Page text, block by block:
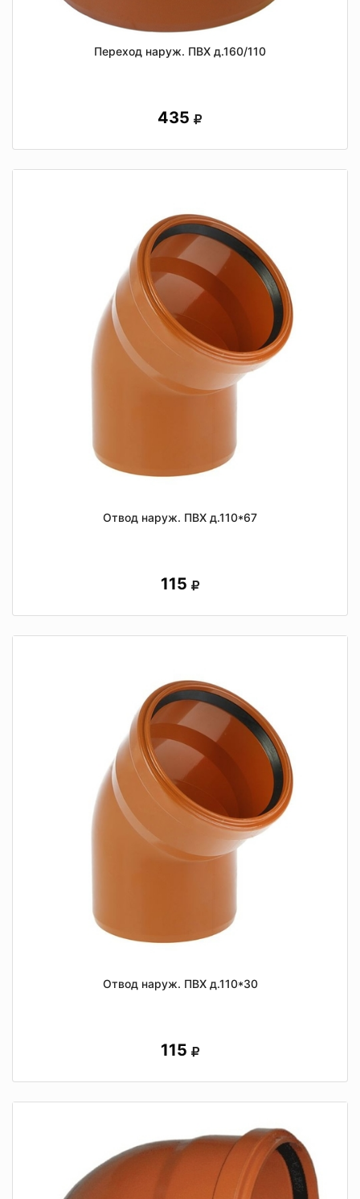
Переход наруж. ПВХ д.160/110
435
Отвод наруж. ПВХ д.110*67
115
Отвод наруж. ПВХ д.110*30
115